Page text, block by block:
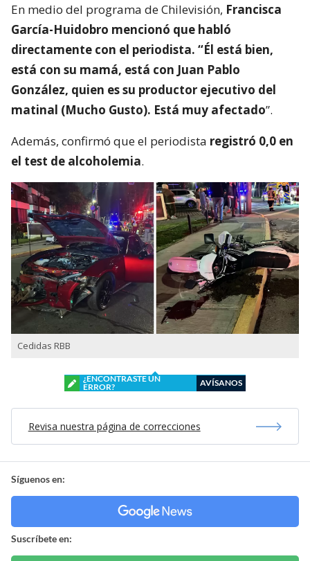
En medio del programa de Chilevisión, Francisca
García-Huidobro mencionó que habló
directamente con el periodista. “Él está bien,
está con su mamá, está con Juan Pablo
González, quien es su productor ejecutivo del
matinal (Mucho Gusto). Está muy afectado”.
Además, confirmó que el periodista registró 0,0 en
el test de alcoholemia.
Cedidas RBB
¿ENCONTRASTE UN
ERROR?
AVÍSANOS
Revisa nuestra página de correcciones
Síguenos en:
Suscríbete en: